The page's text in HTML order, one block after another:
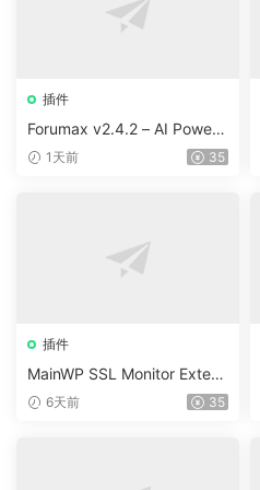
插件
Forumax v2.4.2 – AI Powere
d Advanced Community For
1天前 35
插件
MainWP SSL Monitor Extens
ion v5.2
6天前 35